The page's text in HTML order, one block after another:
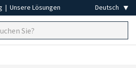
| Unsere Lösungen